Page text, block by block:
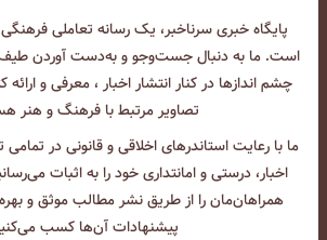
پایگاه خبری سرناخبر، یک رسانه تعاملی
است. ما به دنبال جست‌و‌جو و به‌دست آوردن طیف
چشم انداز‌ها در کنار انتشار اخبار ، معرفی و
تصاویر مرتبط با فرهنگ و هنر
ما با رعایت استاندرهای اخلاقی و قانونی در تمامی
اخبار، درستی و امانتداری خود را به اثبات
همراهان‌مان را از طریق نشر مطالب موثق و
پیشنهادات آن‌ها کسب